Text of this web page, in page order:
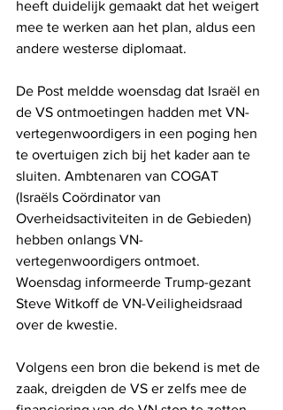
heeft duidelijk gemaakt dat het weigert
mee te werken aan het plan, aldus een
andere westerse diplomaat.
De Post meldde woensdag dat Israël en
de VS ontmoetingen hadden met VN-
vertegenwoordigers in een poging hen
te overtuigen zich bij het kader aan te
sluiten. Ambtenaren van COGAT
(Israëls Coördinator van
Overheidsactiviteiten in de Gebieden)
hebben onlangs VN-
vertegenwoordigers ontmoet.
Woensdag informeerde Trump-gezant
Steve Witkoff de VN-Veiligheidsraad
over de kwestie.
Volgens een bron die bekend is met de
zaak, dreigden de VS er zelfs mee de